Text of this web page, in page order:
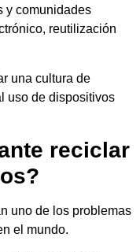
y comunidades
reutilización
una cultura de
uso de dispositivos
reciclar
uno de los problemas
el mundo.